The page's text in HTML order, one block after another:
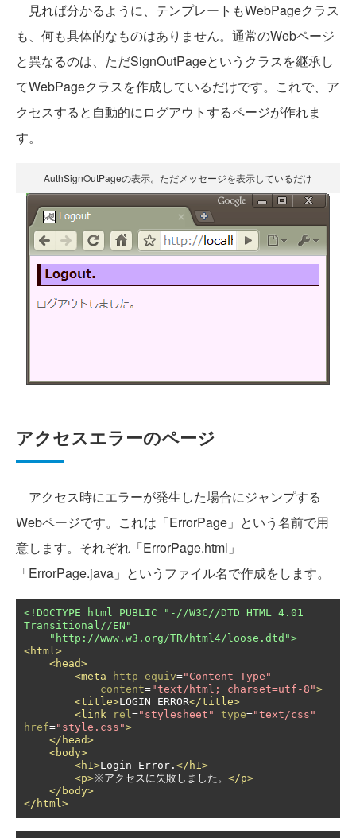
見れば分かるように、テンプレートもWebPageクラス
も、何も具体的なものはありません。通常のWebページ
と異なるのは、ただSignOutPageというクラスを継承し
てWebPageクラスを作成しているだけです。これで、ア
クセスすると自動的にログアウトするページが作れま
す。
AuthSignOutPageの表示。ただメッセージを表示しているだけ
アクセスエラーのページ
アクセス時にエラーが発生した場合にジャンプする
Webページです。これは「ErrorPage」という名前で用
意します。それぞれ「ErrorPage.html」
「ErrorPage.java」というファイル名で作成をします。
<!DOCTYPE html PUBLIC "-//W3C//DTD HTML 4.01
Transitional//EN"
    "http://www.w3.org/TR/html4/loose.dtd">
<html>
<head>
<meta
http-equiv="Content-Type"
content="text/html; charset=utf-8">
<title>LOGIN ERROR</title>
<link
rel="stylesheet" type="text/css"
href="style.css">
</head>
<body>
<h1>Login Error. </h1>
<p>※アクセスに失敗しました。 </p>
</body>
</html>